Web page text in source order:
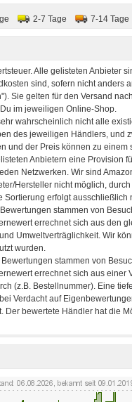
2-7 Tage 7-14 Tage